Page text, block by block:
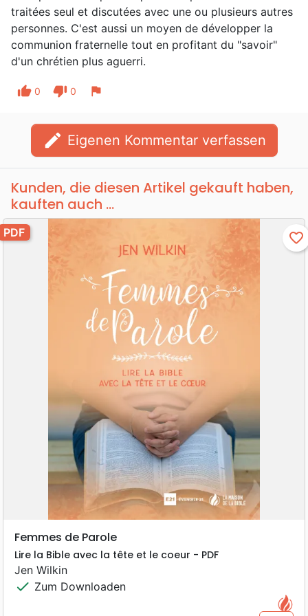
traitées seul et discutées avec une ou plusieurs autres
personnes. C'est aussi un moyen de développer la
communion fraternelle tout en profitant du "savoir"
d'un chrétien plus aguerri.
thumb_up 0 thumb_down 0 flag
edit Eigenen Kommentar verfassen
Kunden, die diesen Artikel gekauft haben,
kauften auch ...
PDF favorite_border
Femmes de Parole
Lire la Bible avec la tête et le coeur - PDF
Jen Wilkin
check Zum Downloaden